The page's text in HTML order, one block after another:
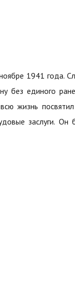
1941 года.
без единого
жизнь
заслуги. Он